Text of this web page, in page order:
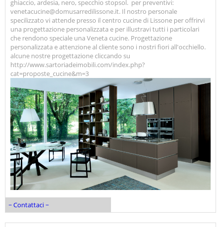
ghiaccio, ardesia, nero, specchio stopsol. per preventivi:
venetacucine@domusarredilissone.it. Il nostro personale
specilizzato vi attende presso il centro cucine di Lissone per offrirvi
una progettazione personalizzata e per illustravi tutti i particolari
che rendono speciale una Veneta cucine. Progettazione
personalizzata e attenzione al cliente sono i nostri fiori all'occhiello.
alcune nostre progettazione cliccando su
http://www.sartoriadeimobili.com/index.php?
cat=proposte_cucine&m=3
~ Contattaci ~